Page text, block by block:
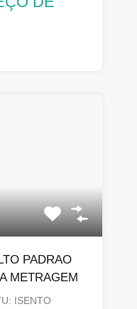
PADRAO
METRAGEM
ISENTO